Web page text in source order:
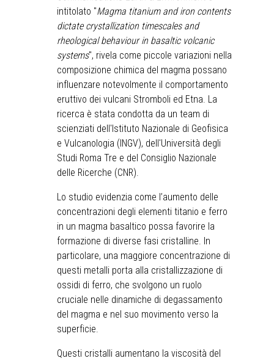
intitolato "Magma titanium and iron contents
dictate crystallization timescales and
rheological behaviour in basaltic volcanic
systems", rivela come piccole variazioni nella
composizione chimica del magma possano
influenzare notevolmente il comportamento
eruttivo dei vulcani Stromboli ed Etna. La
ricerca è stata condotta da un team di
scienziati dell'Istituto Nazionale di Geofisica
e Vulcanologia (INGV), dell'Università degli
Studi Roma Tre e del Consiglio Nazionale
delle Ricerche (CNR).
Lo studio evidenzia come l’aumento delle
concentrazioni degli elementi titanio e ferro
in un magma basaltico possa favorire la
formazione di diverse fasi cristalline. In
particolare, una maggiore concentrazione di
questi metalli porta alla cristallizzazione di
ossidi di ferro, che svolgono un ruolo
cruciale nelle dinamiche di degassamento
del magma e nel suo movimento verso la
superficie.
Questi cristalli aumentano la viscosità del